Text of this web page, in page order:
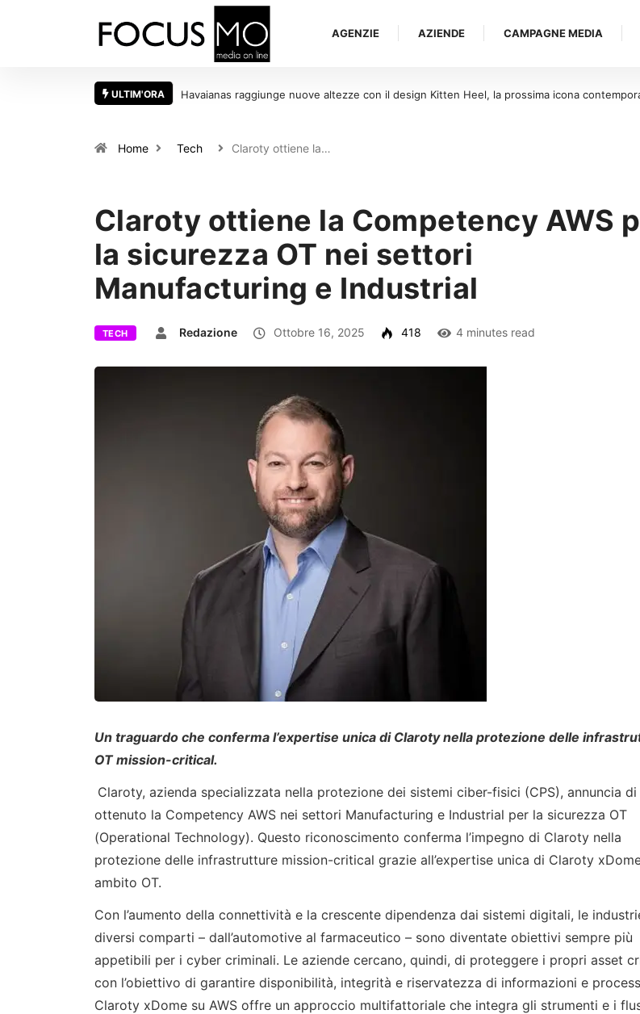
AGENZIE AZIENDE CAMPAGNE MEDIA
ULTIM'ORA
debutto alla Copenhagen Fashion WeekCon migliaia di dati locali da presidiare, Buffetti sceglie Local Strategy per
Home Tech Claroty ottiene la…
Claroty ottiene la Competency AWS
la sicurezza OT nei settori
Manufacturing e Industrial
TECH Redazione Ottobre 16, 2025 418 4 minutes read
Un traguardo che conferma l’expertise unica di Claroty nella protezione delle
OT mission-critical.
Claroty, azienda specializzata nella protezione dei sistemi ciber-fisici (CPS), annuncia di
ottenuto la Competency AWS nei settori Manufacturing e Industrial per la sicurezza OT
(Operational Technology). Questo riconoscimento conferma l’impegno di Claroty nella
protezione delle infrastrutture mission-critical grazie all’expertise unica di Claroty
ambito OT.
Con l’aumento della connettività e la crescente dipendenza dai sistemi digitali, le
diversi comparti – dall’automotive al farmaceutico – sono diventate obiettivi sempre più
appetibili per i cyber criminali. Le aziende cercano, quindi, di proteggere i propri asset
con l’obiettivo di garantire disponibilità, integrità e riservatezza di informazioni e
Claroty xDome su AWS offre un approccio multifattoriale che integra gli strumenti e i